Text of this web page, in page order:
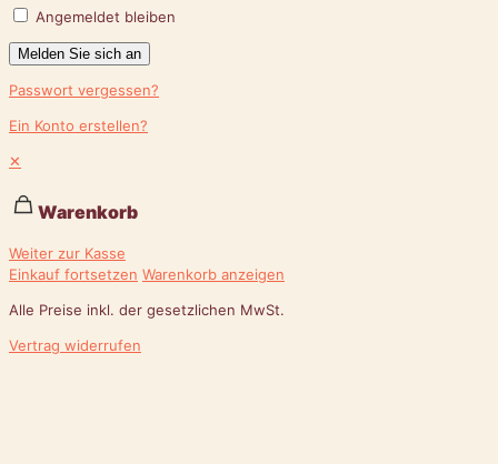
Angemeldet bleiben
Melden Sie sich an
Passwort vergessen?
Ein Konto erstellen?
✕
Warenkorb
Weiter zur Kasse
Einkauf fortsetzen Warenkorb anzeigen
Alle Preise inkl. der gesetzlichen MwSt.
Vertrag widerrufen